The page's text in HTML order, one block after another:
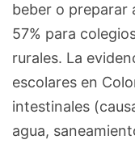
beber o preparar
57% para
rurales. La
escolares en
intestinales
agua,